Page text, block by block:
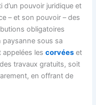
pouvoir juridique et
– et son pouvoir – des
obligatoires
paysanne sous sa
appelées lescorvées et
travaux gratuits, soit
en offrant de